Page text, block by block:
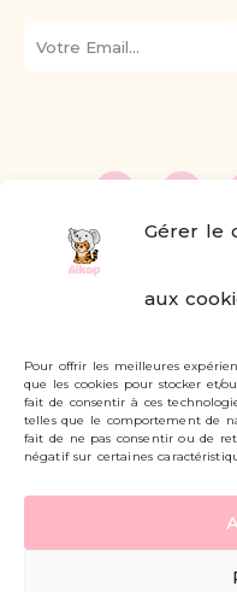
Gérer le
aux
Pour offrir les meilleures
que les cookies pour stocker et/
fait de consentir à ces
telles que le comportement de
fait de ne pas consentir ou de
négatif sur certaines
Livraisons et
Mon compte
Carte cadeau
Politique de
Mentions légales